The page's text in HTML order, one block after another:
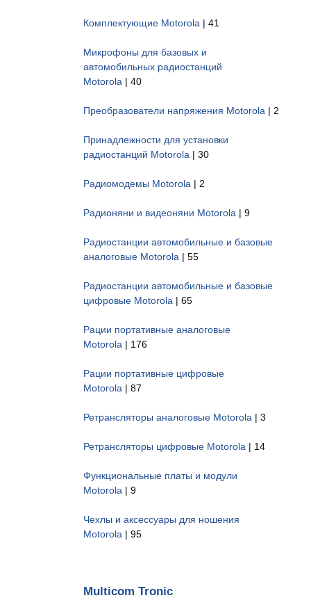
Комплектующие Motorola | 41
Микрофоны для базовых и
автомобильных радиостанций
Motorola | 40
Преобразователи напряжения Motorola | 2
Принадлежности для установки
радиостанций Motorola | 30
Радиомодемы Motorola | 2
Радионяни и видеоняни Motorola | 9
Радиостанции автомобильные и базовые
аналоговые Motorola | 55
Радиостанции автомобильные и базовые
цифровые Motorola | 65
Рации портативные аналоговые
Motorola | 176
Рации портативные цифровые
Motorola | 87
Ретрансляторы аналоговые Motorola | 3
Ретрансляторы цифровые Motorola | 14
Функциональные платы и модули
Motorola | 9
Чехлы и аксессуары для ношения
Motorola | 95
Multicom Tronic